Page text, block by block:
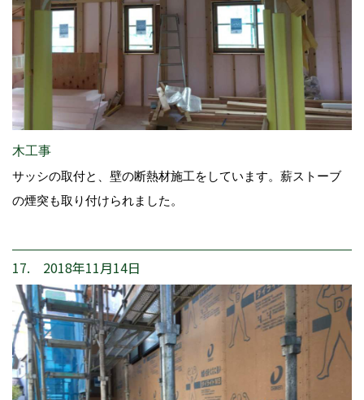
木工事
サッシの取付と、壁の断熱材施工をしています。薪ストーブ
の煙突も取り付けられました。
17. 2018年11月14日